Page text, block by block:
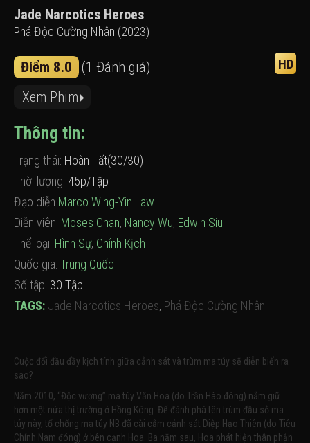
Jade Narcotics Heroes
Phá Độc Cường Nhân (2023)
Điểm 8.0 (1 Đánh giá) HD
Xem Phim
Thông tin:
Trạng thái: Hoàn Tất(30/30)
Thời lượng: 45p/Tập
Đạo diễn Marco Wing-Yin Law
Diễn viên: Moses Chan, Nancy Wu, Edwin Siu
Thể loại: Hình Sự, Chính Kịch
Quốc gia: Trung Quốc
Số tập: 30 Tập
TAGS: Jade Narcotics Heroes, Phá Độc Cường Nhân
Cuộc đối đầu đầy kịch tính giữa cảnh sát và trùm ma túy sẽ diễn biến ra
sao?
Năm 2010, “Độc vương” ma túy Văn Hoa (do Trần Hào đóng) nắm giữ
hơn một nửa thị trường ở Hồng Kông. Để đánh phá tên trùm đầu sỏ ma
túy này, tổ chống ma túy NB đã cài cắm cảnh sát Diệp Hạo Thiên (do Tiêu
Chính Nam đóng) ở bên cạnh Hoa. Ba năm sau, Hoa phát hiện thân phận